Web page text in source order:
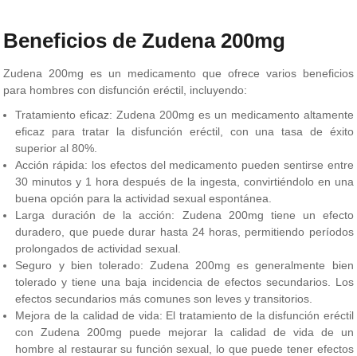
Beneficios de Zudena 200mg
Zudena 200mg es un medicamento que ofrece varios beneficios
para hombres con disfunción eréctil, incluyendo:
Tratamiento eficaz: Zudena 200mg es un medicamento altamente
eficaz para tratar la disfunción eréctil, con una tasa de éxito
superior al 80%.
Acción rápida: los efectos del medicamento pueden sentirse entre
30 minutos y 1 hora después de la ingesta, convirtiéndolo en una
buena opción para la actividad sexual espontánea.
Larga duración de la acción: Zudena 200mg tiene un efecto
duradero, que puede durar hasta 24 horas, permitiendo períodos
prolongados de actividad sexual.
Seguro y bien tolerado: Zudena 200mg es generalmente bien
tolerado y tiene una baja incidencia de efectos secundarios. Los
efectos secundarios más comunes son leves y transitorios.
Mejora de la calidad de vida: El tratamiento de la disfunción eréctil
con Zudena 200mg puede mejorar la calidad de vida de un
hombre al restaurar su función sexual, lo que puede tener efectos